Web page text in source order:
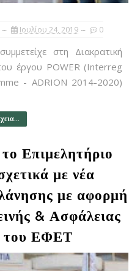
Ιουλίου 24, 2019 0
στη Διακρατική
έργου POWER (Interreg
- ADRION 2014-2020)
Επιμελητήριο
με νέα
με αφορμή
& Ασφάλειας
του ΕΦΕΤ